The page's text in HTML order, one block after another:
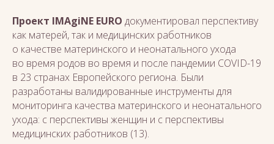
Проект IMAgiNE EURO документировал перспективу
как матерей, так и медицинских работников
о качестве материнского и неонатального ухода
во время родов во время и после пандемии COVID-19
в 23 странах Европейского региона. Были
разработаны валидированные инструменты для
мониторинга качества материнского и неонатального
ухода: с перспективы женщин и с перспективы
медицинских работников (13).